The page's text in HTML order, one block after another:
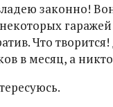
законно!
Что
в месяц, а